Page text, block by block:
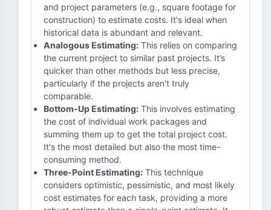
and project parameters (e.g., square footage for
construction) to estimate costs. It's ideal when
historical data is abundant and relevant.
Analogous Estimating: This relies on comparing
the current project to similar past projects. It’s
quicker than other methods but less precise,
particularly if the projects aren't truly
comparable.
Bottom-Up Estimating: This involves estimating
the cost of individual work packages and
summing them up to get the total project cost.
It's the most detailed but also the most time-
consuming method.
Three-Point Estimating: This technique
considers optimistic, pessimistic, and most likely
cost estimates for each task, providing a more